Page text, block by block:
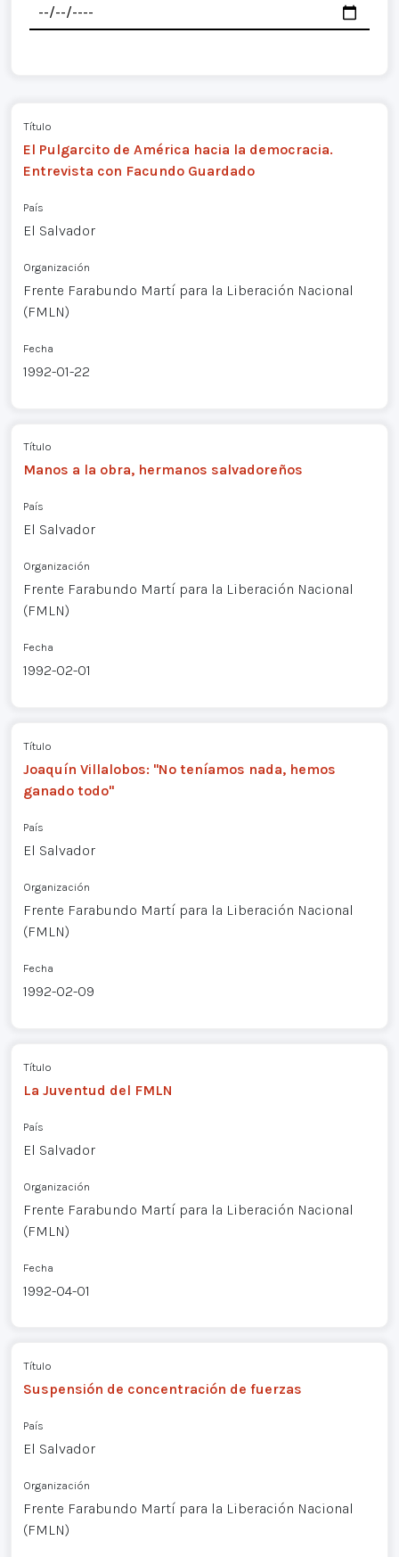
Título
El Pulgarcito de América hacia la democracia.
Entrevista con Facundo Guardado
País
El Salvador
Organización
Frente Farabundo Martí para la Liberación Nacional
(FMLN)
Fecha
1992-01-22
Título
Manos a la obra, hermanos salvadoreños
País
El Salvador
Organización
Frente Farabundo Martí para la Liberación Nacional
(FMLN)
Fecha
1992-02-01
Título
Joaquín Villalobos: "No teníamos nada, hemos
ganado todo"
País
El Salvador
Organización
Frente Farabundo Martí para la Liberación Nacional
(FMLN)
Fecha
1992-02-09
Título
La Juventud del FMLN
País
El Salvador
Organización
Frente Farabundo Martí para la Liberación Nacional
(FMLN)
Fecha
1992-04-01
Título
Suspensión de concentración de fuerzas
País
El Salvador
Organización
Frente Farabundo Martí para la Liberación Nacional
(FMLN)